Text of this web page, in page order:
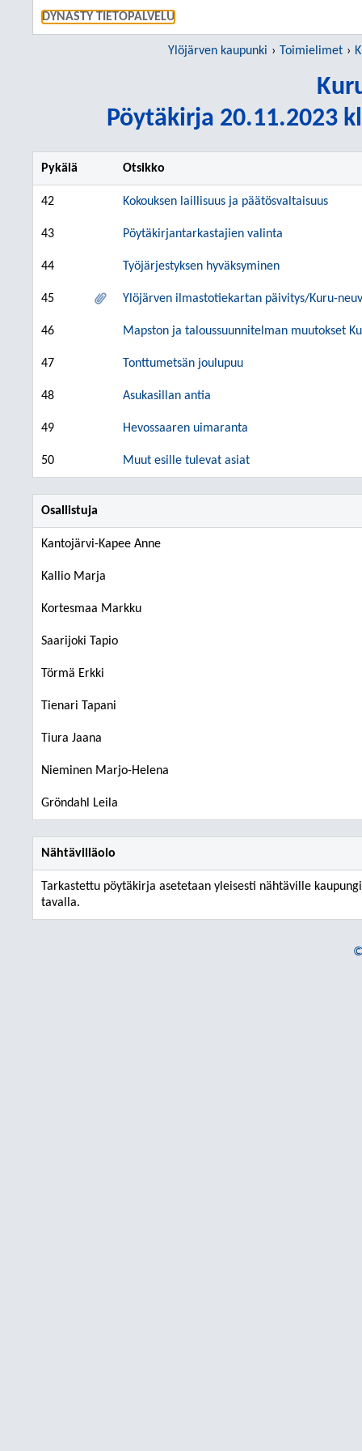
DYNASTY TIETOPALVELU
Ylöjärven kaupunki Toimielimet
Pöytäkirja 20.11.2023
Pykälä Otsikko
42 Kokouksen laillisuus ja päätösvaltaisuus
43 Pöytäkirjantarkastajien valinta
44 Työjärjestyksen hyväksyminen
45 Ylöjärven ilmastotiekartan päivitys/Kuru-
46 Mapston ja taloussuunnitelman muutokset
47 Tonttumetsän joulupuu
48 Asukasillan antia
49 Hevossaaren uimaranta
50 Muut esille tulevat asiat
Osallistuja
Kantojärvi-Kapee Anne
Kallio Marja
Kortesmaa Markku
Saarijoki Tapio
Törmä Erkki
Tienari Tapani
Tiura Jaana
Nieminen Marjo-Helena
Gröndahl Leila
Nähtävilläolo
Tarkastettu pöytäkirja asetetaan yleisesti nähtäville
tavalla.